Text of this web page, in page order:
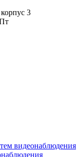
3
видеонаблюдения